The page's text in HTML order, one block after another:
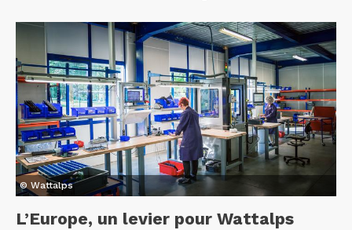
© Wattalps
L’Europe, un levier pour Wattalps